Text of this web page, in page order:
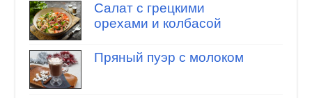
Салат с грецкими
орехами и колбасой
Пряный пуэр с молоком